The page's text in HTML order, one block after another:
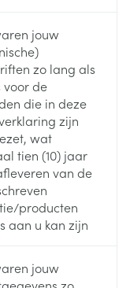
jouw
zo lang als
voor de
die in deze
zijn
wat
tien (10) jaar
van de
producten
aan u kan zijn
jouw